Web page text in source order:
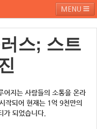
MENU
블로그
스; 스트
어지는 사람들의 소통을 온라
작되어 현재는 1억 9천만의
가 되었습니다.